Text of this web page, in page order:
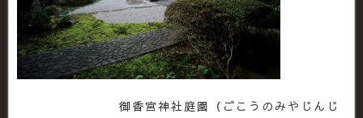
御香宮神社庭園（ごこうのみやじんじ